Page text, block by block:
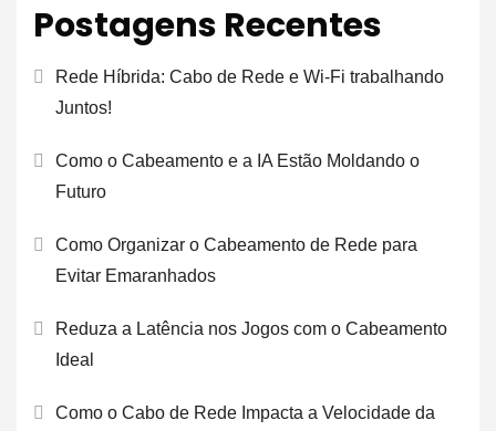
Postagens Recentes
Rede Híbrida: Cabo de Rede e Wi-Fi trabalhando
Juntos!
Como o Cabeamento e a IA Estão Moldando o
Futuro
Como Organizar o Cabeamento de Rede para
Evitar Emaranhados
Reduza a Latência nos Jogos com o Cabeamento
Ideal
Como o Cabo de Rede Impacta a Velocidade da